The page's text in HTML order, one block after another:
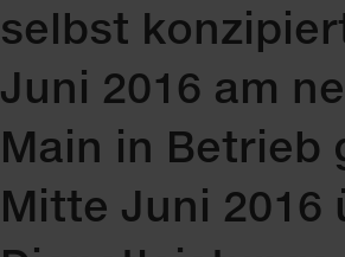
selbst
Juni 2016 am
Main in Betrieb
Mitte Juni